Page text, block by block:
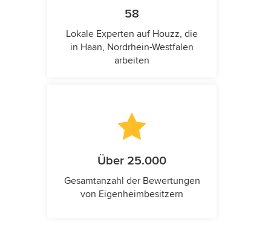
58
Lokale Experten auf Houzz, die
in Haan, Nordrhein-Westfalen
arbeiten
Über 25.000
Gesamtanzahl der Bewertungen
von Eigenheimbesitzern